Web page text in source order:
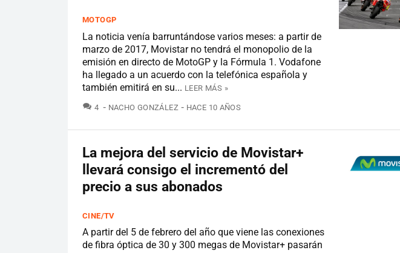
MOTOGP
La noticia venía barruntándose varios meses: a partir de
marzo de 2017, Movistar no tendrá el monopolio de la
emisión en directo de MotoGP y la Fórmula 1. Vodafone
ha llegado a un acuerdo con la telefónica española y
también emitirá en su... LEER MÁS »
4 COMENTARIOS
NACHO GONZÁLEZ HACE 10 AÑOS
La mejora del servicio de Movistar+
llevará consigo el incrementó del
precio a sus abonados
CINE/TV
A partir del 5 de febrero del año que viene las conexiones
de fibra óptica de 30 y 300 megas de Movistar+ pasarán